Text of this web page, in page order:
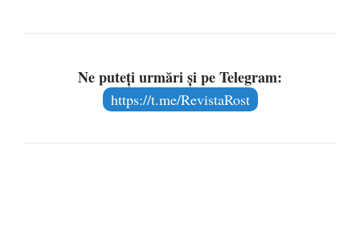
Ne puteți urmări și pe Telegram:
https://t.me/RevistaRost